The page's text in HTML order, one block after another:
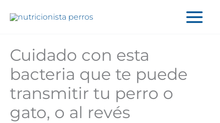
Cuidado con esta
bacteria que te puede
transmitir tu perro o
gato, o al revés